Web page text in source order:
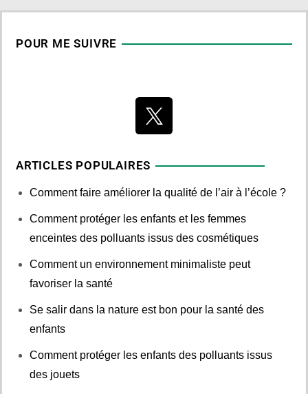
POUR ME SUIVRE
ARTICLES POPULAIRES
Comment faire améliorer la qualité de l’air à l’école ?
Comment protéger les enfants et les femmes
enceintes des polluants issus des cosmétiques
Comment un environnement minimaliste peut
favoriser la santé
Se salir dans la nature est bon pour la santé des
enfants
Comment protéger les enfants des polluants issus
des jouets